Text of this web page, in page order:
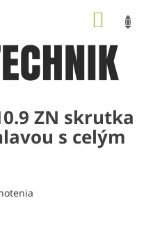
ZN skrutka
s celým